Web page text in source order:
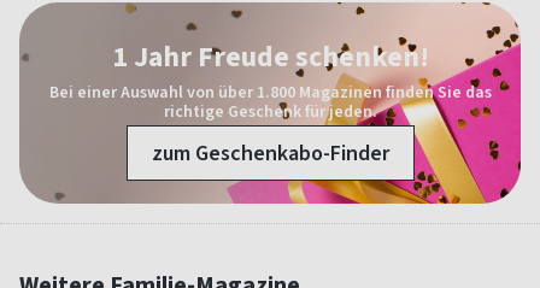
1 Jahr Freude schenken!
Bei einer Auswahl von über 1.800 Magazinen finden Sie das
richtige Geschenk für jeden.
zum Geschenkabo-Finder